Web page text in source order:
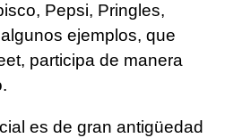
Pepsi, Pringles,
ejemplos, que
participa de manera
es de gran antigüedad